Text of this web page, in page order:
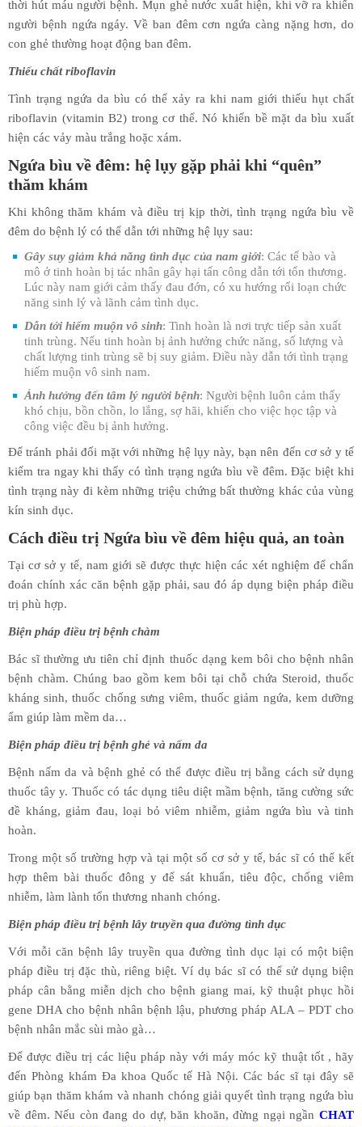
thời hút máu người bệnh. Mụn ghẻ nước xuất hiện, khi vỡ ra khiến
người bệnh ngứa ngáy. Về ban đêm cơn ngứa càng nặng hơn, do
con ghẻ thường hoạt động ban đêm.
Thiếu chất riboflavin
Tình trạng ngứa da bìu có thể xảy ra khi nam giới thiếu hụt chất
riboflavin (vitamin B2) trong cơ thể. Nó khiến bề mặt da bìu xuất
hiện các vảy màu trắng hoặc xám.
Ngứa bìu về đêm: hệ lụy gặp phải khi “quên”
thăm khám
Khi không thăm khám và điều trị kịp thời, tình trạng ngứa bìu về
đêm do bệnh lý có thể dẫn tới những hệ lụy sau:
Gây suy giảm khả năng tình dục của nam giới: Các tế bào và
mô ở tinh hoàn bị tác nhân gây hại tấn công dẫn tới tổn thương.
Lúc này nam giới cảm thấy đau đớn, có xu hướng rối loạn chức
năng sinh lý và lãnh cảm tình dục.
Dẫn tới hiếm muộn vô sinh: Tinh hoàn là nơi trực tiếp sản xuất
tinh trùng. Nếu tinh hoàn bị ảnh hưởng chức năng, số lượng và
chất lượng tinh trùng sẽ bị suy giảm. Điều này dẫn tới tình trạng
hiếm muộn vô sinh nam.
Ảnh hưởng đến tâm lý người bệnh: Người bệnh luôn cảm thấy
khó chịu, bồn chồn, lo lắng, sợ hãi, khiến cho việc học tập và
công việc đều bị ảnh hưởng.
Để tránh phải đối mặt với những hệ lụy này, bạn nên đến cơ sở y tế
kiểm tra ngay khi thấy có tình trạng ngứa bìu về đêm. Đặc biệt khi
tình trạng này đi kèm những triệu chứng bất thường khác của vùng
kín sinh dục.
Cách điều trị Ngứa bìu về đêm hiệu quả, an toàn
Tại cơ sở y tế, nam giới sẽ được thực hiện các xét nghiệm để chẩn
đoán chính xác căn bệnh gặp phải, sau đó áp dụng biện pháp điều
trị phù hợp.
Biện pháp điều trị bệnh chàm
Bác sĩ thường ưu tiên chỉ định thuốc dạng kem bôi cho bệnh nhân
bệnh chàm. Chúng bao gồm kem bôi tại chỗ chứa Steroid, thuốc
kháng sinh, thuốc chống sưng viêm, thuốc giảm ngứa, kem dưỡng
ẩm giúp làm mềm da…
Biện pháp điều trị bệnh ghẻ và nấm da
Bệnh nấm da và bệnh ghẻ có thể được điều trị bằng cách sử dụng
thuốc tây y. Thuốc có tác dụng tiêu diệt mầm bệnh, tăng cường sức
đề kháng, giảm đau, loại bỏ viêm nhiễm, giảm ngứa bìu và tinh
hoàn.
Trong một số trường hợp và tại một số cơ sở y tế, bác sĩ có thể kết
hợp thêm bài thuốc đông y để sát khuẩn, tiêu độc, chống viêm
nhiễm, làm lành tổn thương nhanh chóng.
Biện pháp điều trị bệnh lây truyền qua đường tình dục
Với mỗi căn bệnh lây truyền qua đường tình dục lại có một biện
pháp điều trị đặc thù, riêng biệt. Ví dụ bác sĩ có thể sử dụng biện
pháp cân bằng miễn dịch cho bệnh giang mai, kỹ thuật phục hồi
gene DHA cho bệnh nhân bệnh lậu, phương pháp ALA – PDT cho
bệnh nhân mắc sùi mào gà…
Để được điều trị các liệu pháp này với máy móc kỹ thuật tốt , hãy
đến Phòng khám Đa khoa Quốc tế Hà Nội. Các bác sĩ tại đây sẽ
giúp bạn thăm khám và nhanh chóng giải quyết tình trạng ngứa bìu
về đêm. Nếu còn đang do dự, băn khoăn, đừng ngại ngần CHAT